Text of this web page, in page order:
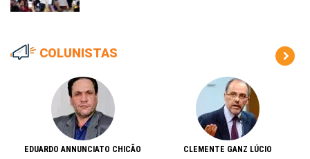
COLUNISTAS
EDUARDO ANNUNCIATO CHICÃO CLEMENTE GANZ LÚCIO